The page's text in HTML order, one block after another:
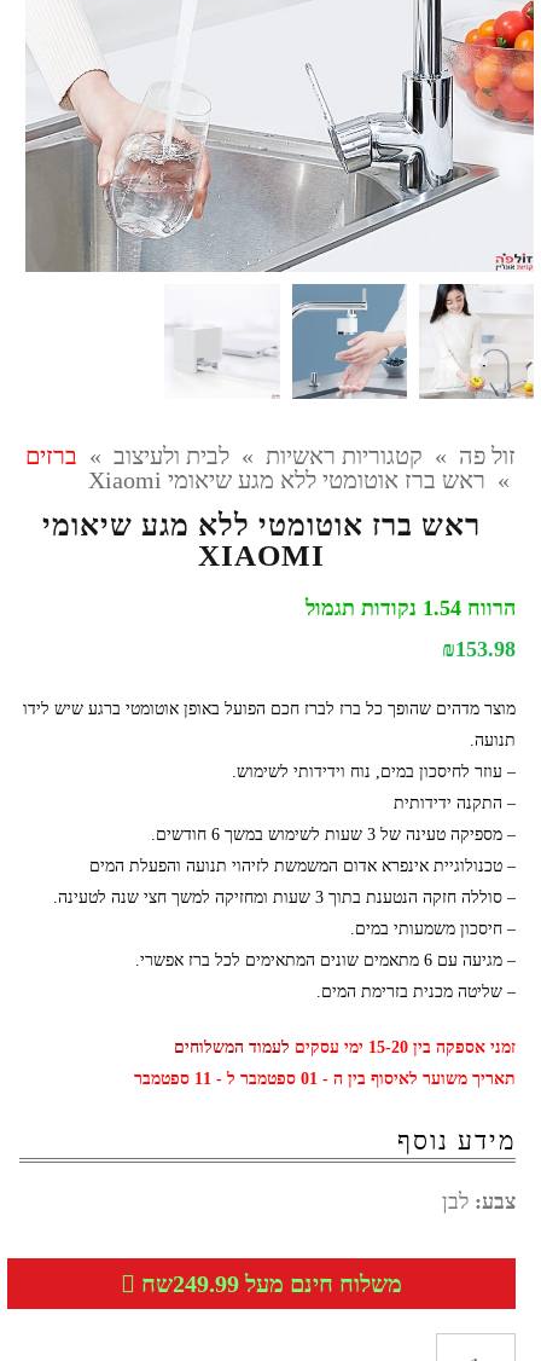
זול פה » קטגוריות ראשיות » לבית ולעיצוב » ברזים
» ראש ברז אוטומטי ללא מגע שיאומי Xiaomi
ראש ברז אוטומטי ללא מגע שיאומי
XIAOMI
הרווח 1.54 נקודות תגמול
₪153.98
מוצר מדהים שהופך כל ברז לברז חכם הפועל באופן אוטומטי ברגע שיש לידו
תנועה.
– עוזר לחיסכון במים, נוח וידידותי לשימוש.
– התקנה ידידותית
– מספיקה טעינה של 3 שעות לשימוש במשך 6 חודשים.
– טכנולוגיית אינפרא אדום המשמשת לזיהוי תנועה והפעלת המים
– סוללה חזקה הנטענת בתוך 3 שעות ומחזיקה למשך חצי שנה לטעינה.
– חיסכון משמעותי במים.
– מגיעה עם 6 מתאמים שונים המתאימים לכל ברז אפשרי.
– שליטה מכנית בזרימת המים.
זמני אספקה בין 15-20 ימי עסקים
לעמוד המשלוחים
תאריך משוער לאיסוף בין ה - 01 ספטמבר ל - 11 ספטמבר
מידע נוסף
צבע: לבן
משלוח חינם מעל 249.99שח